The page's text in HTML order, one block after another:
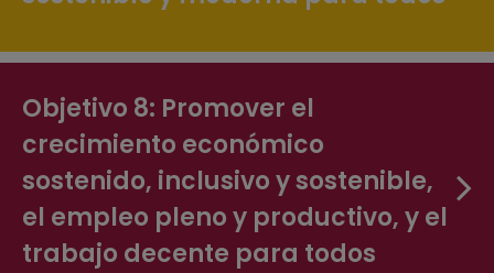
Objetivo 8: Promover el
crecimiento económico
sostenido, inclusivo y sostenible,
el empleo pleno y productivo, y el
trabajo decente para todos